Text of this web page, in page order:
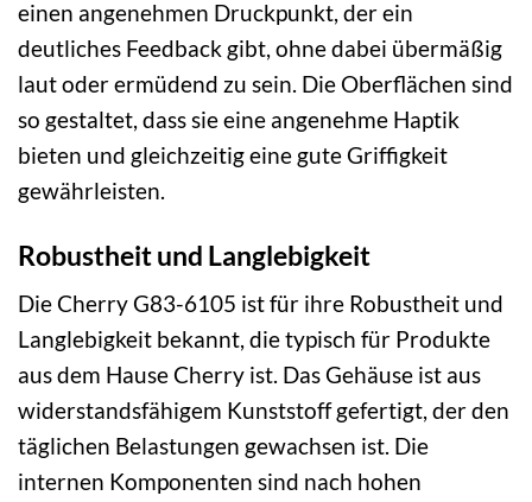
einen angenehmen Druckpunkt, der ein
deutliches Feedback gibt, ohne dabei übermäßig
laut oder ermüdend zu sein. Die Oberflächen sind
so gestaltet, dass sie eine angenehme Haptik
bieten und gleichzeitig eine gute Griffigkeit
gewährleisten.
Robustheit und Langlebigkeit
Die Cherry G83-6105 ist für ihre Robustheit und
Langlebigkeit bekannt, die typisch für Produkte
aus dem Hause Cherry ist. Das Gehäuse ist aus
widerstandsfähigem Kunststoff gefertigt, der den
täglichen Belastungen gewachsen ist. Die
internen Komponenten sind nach hohen